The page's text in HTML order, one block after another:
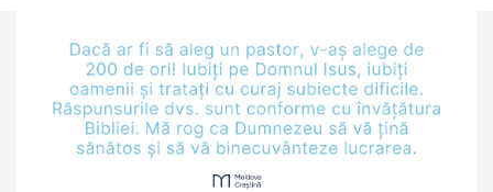
Iniţial planificam să
mergem de la
şoseaua Poltava,
prin satul…